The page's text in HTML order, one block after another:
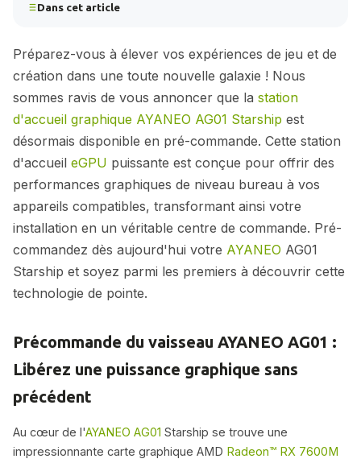
Dans cet article
Préparez-vous à élever vos expériences de jeu et de
création dans une toute nouvelle galaxie ! Nous
sommes ravis de vous annoncer que la station
d'accueil graphique AYANEO AG01 Starship est
désormais disponible en pré-commande. Cette station
d'accueil eGPU puissante est conçue pour offrir des
performances graphiques de niveau bureau à vos
appareils compatibles, transformant ainsi votre
installation en un véritable centre de commande. Pré-
commandez dès aujourd'hui votre AYANEO AG01
Starship et soyez parmi les premiers à découvrir cette
technologie de pointe.
Précommande du vaisseau AYANEO AG01 :
Libérez une puissance graphique sans
précédent
Au cœur de l'AYANEO AG01 Starship se trouve une
impressionnante carte graphique AMD Radeon™ RX 7600M